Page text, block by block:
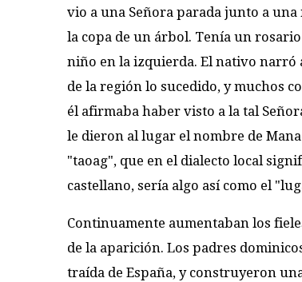
vio a una Señora parada junto a
la copa de un árbol. Tenía un
niño en la izquierda. El nativo narró
de la región lo sucedido, y muchos
él afirmaba haber visto a la tal
le dieron al lugar el nombre de
"taoag", que en el dialecto local
castellano, sería algo así como el
Continuamente aumentaban los
de la aparición. Los padres
traída de España, y construyeron